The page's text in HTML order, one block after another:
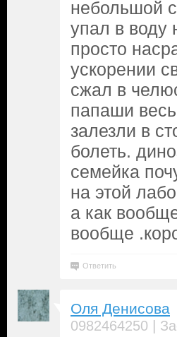
небольшой
упал в воду
просто
ускорении
сжал в
папаши
залезли в
болеть.
семейка
на этой
а как
вообще
Ответить
Оля Денисова
0982464250 |